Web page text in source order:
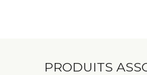
PRODUITS